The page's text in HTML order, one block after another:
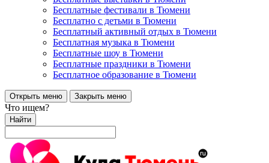
Бесплатные фестивали в Тюмени
Бесплатно с детьми в Тюмени
Бесплатный активный отдых в Тюмени
Бесплатная музыка в Тюмени
Бесплатные шоу в Тюмени
Бесплатные праздники в Тюмени
Бесплатное образование в Тюмени
Открыть меню Закрыть меню
Что ищем?
Найти